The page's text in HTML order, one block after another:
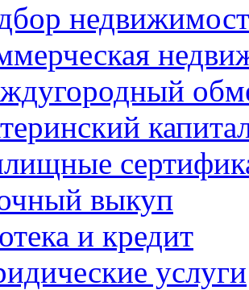
выкуп
и кредит
услуги